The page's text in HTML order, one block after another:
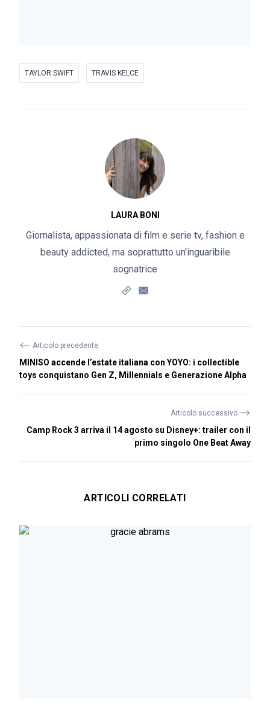
TAYLOR SWIFT TRAVIS KELCE
LAURA BONI
Giornalista, appassionata di film e serie tv, fashion e
beauty addicted, ma soprattutto un'inguaribile
sognatrice
⟵ Articolo precedente
MINISO accende l’estate italiana con YOYO: i collectible
toys conquistano Gen Z, Millennials e Generazione Alpha
Articolo successivo ⟶
Camp Rock 3 arriva il 14 agosto su Disney+: trailer con il
primo singolo One Beat Away
ARTICOLI CORRELATI